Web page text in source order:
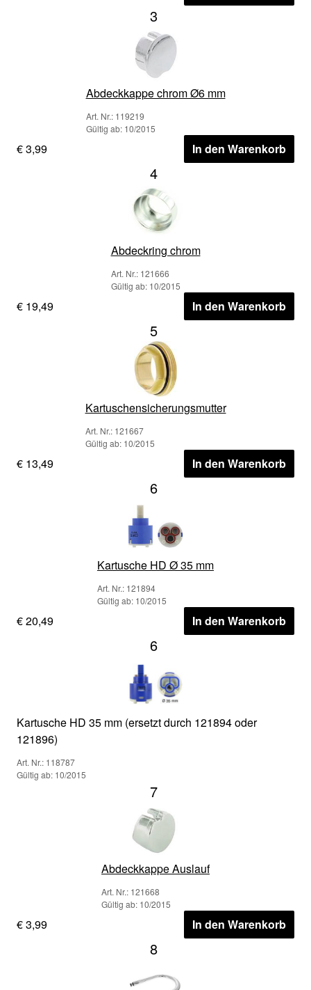
3
Abdeckkappe chrom Ø6 mm
Art. Nr.: 119219
Gültig ab: 10/2015
€ 3,99 In den Warenkorb
4
Abdeckring chrom
Art. Nr.: 121666
Gültig ab: 10/2015
€ 19,49 In den Warenkorb
5
Kartuschensicherungsmutter
Art. Nr.: 121667
Gültig ab: 10/2015
€ 13,49 In den Warenkorb
6
Kartusche HD Ø 35 mm
Art. Nr.: 121894
Gültig ab: 10/2015
€ 20,49 In den Warenkorb
6
Kartusche HD 35 mm (ersetzt durch 121894 oder
121896)
Art. Nr.: 118787
Gültig ab: 10/2015
7
Abdeckkappe Auslauf
Art. Nr.: 121668
Gültig ab: 10/2015
€ 3,99 In den Warenkorb
8